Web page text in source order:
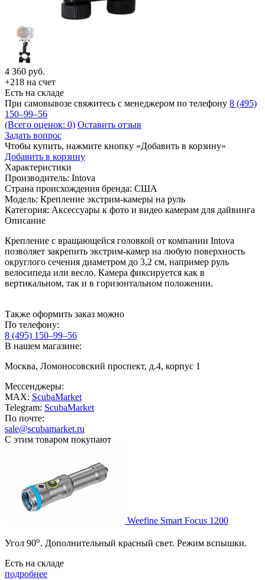
4 360 руб.
+218 на счет
Есть на складе
При самовывозе свяжитесь с менеджером по телефону 8 (495)
150–99–56
(Всего оценок: 0) Оставить отзыв
Задать вопрос
Чтобы купить, нажмите кнопку «Добавить в корзину»
Добавить в корзину
Характеристики
Производитель: Intova
Страна происхождения бренда: США
Модель: Крепление экстрим-камеры на руль
Категория: Аксессуары к фото и видео камерам для дайвинга
Описание
Крепление с вращающейся головкой от компании Intova
позволяет закрепить экстрим-камер на любую поверхность
округлого сечения диаметром до 3,2 см, например руль
велосипеда или весло. Камера фиксируется как в
вертикальном, так и в горизонтальном положении.
Также оформить заказ можно
По телефону:
8 (495) 150–99–56
В нашем магазине:
Москва, Ломоносовский проспект, д.4, корпус 1
Мессенджеры:
MAX: ScubaMarket
Telegram: ScubaMarket
По почте:
sale@scubamarket.ru
С этим товаром покупают
Weefine Smart Focus 1200
Угол 90о. Дополнительный красный свет. Режим вспышки.
Есть на складе
подробнее